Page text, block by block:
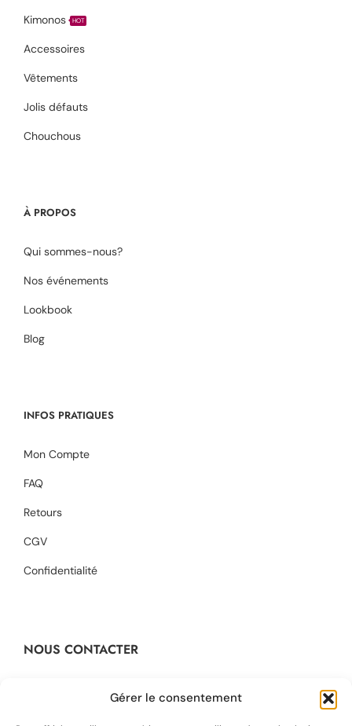
Gérer le consentement
Kimonos HOT
Accessoires
Vêtements
Jolis défauts
Chouchous
À PROPOS
Qui sommes-nous?
Nos événements
Lookbook
Blog
INFOS PRATIQUES
Mon Compte
FAQ
Retours
CGV
Confidentialité
NOUS CONTACTER